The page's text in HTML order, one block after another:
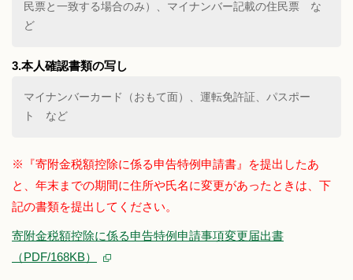
民票と一致する場合のみ）、マイナンバー記載の住民票 な
ど
3.本人確認書類の写し
マイナンバーカード（おもて面）、運転免許証、パスポー
ト など
※『寄附金税額控除に係る申告特例申請書』を提出したあ
と、年末までの期間に住所や氏名に変更があったときは、下
記の書類を提出してください。
寄附金税額控除に係る申告特例申請事項変更届出書
（PDF/168KB）